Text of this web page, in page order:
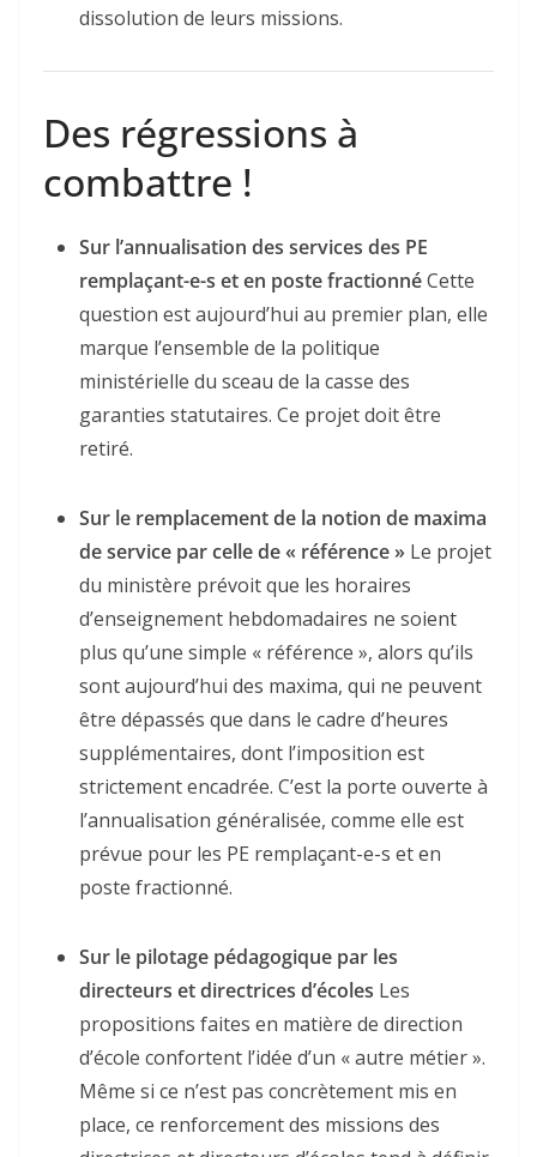
dissolution de leurs missions.
Des régressions à
combattre !
Sur l’annualisation des services des PE
remplaçant-e-s et en poste fractionnéCette
question est aujourd’hui au premier plan, elle
marque l’ensemble de la politique
ministérielle du sceau de la casse des
garanties statutaires. Ce projet doit être
retiré.
Sur le remplacement de la notion de maxima
de service par celle de « référence » Le projet
du ministère prévoit que les horaires
d’enseignement hebdomadaires ne soient
plus qu’une simple « référence », alors qu’ils
sont aujourd’hui des maxima, qui ne peuvent
être dépassés que dans le cadre d’heures
supplémentaires, dont l’imposition est
strictement encadrée. C’est la porte ouverte à
l’annualisation généralisée, comme elle est
prévue pour les PE remplaçant-e-s et en
poste fractionné.
Sur le pilotage pédagogique par les
directeurs et directrices d’écoles Les
propositions faites en matière de direction
d’école confortent l’idée d’un « autre métier ».
Même si ce n’est pas concrètement mis en
place, ce renforcement des missions des